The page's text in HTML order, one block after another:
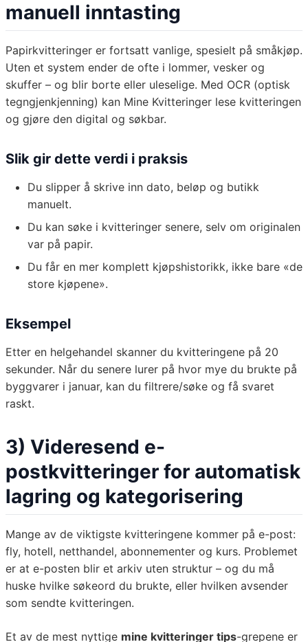
manuell inntasting
Papirkvitteringer er fortsatt vanlige, spesielt på småkjøp.
Uten et system ender de ofte i lommer, vesker og
skuffer – og blir borte eller uleselige. Med OCR (optisk
tegngjenkjenning) kan Mine Kvitteringer lese kvitteringen
og gjøre den digital og søkbar.
Slik gir dette verdi i praksis
Du slipper å skrive inn dato, beløp og butikk
manuelt.
Du kan søke i kvitteringer senere, selv om originalen
var på papir.
Du får en mer komplett kjøpshistorikk, ikke bare «de
store kjøpene».
Eksempel
Etter en helgehandel skanner du kvitteringene på 20
sekunder. Når du senere lurer på hvor mye du brukte på
byggvarer i januar, kan du filtrere/søke og få svaret
raskt.
3) Videresend e-
postkvitteringer for automatisk
lagring og kategorisering
Mange av de viktigste kvitteringene kommer på e-post:
fly, hotell, netthandel, abonnementer og kurs. Problemet
er at e-posten blir et arkiv uten struktur – og du må
huske hvilke søkeord du brukte, eller hvilken avsender
som sendte kvitteringen.
Et av de mest nyttige mine kvitteringer tips-grepene er